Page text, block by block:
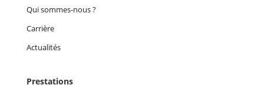
Qui sommes-nous ?
Carrière
Actualités
Prestations